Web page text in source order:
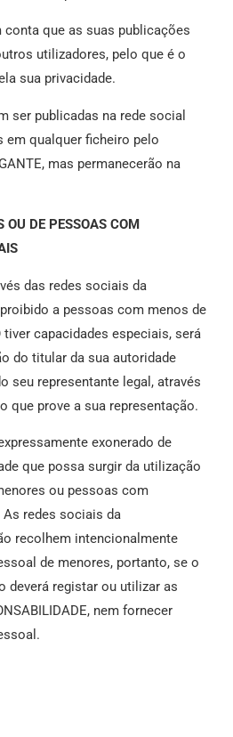
conta que as suas publicações
utilizadores, pelo que é o
sua privacidade.
ser publicadas na rede social
em qualquer ficheiro pelo
mas permanecerão na
OU DE PESSOAS COM
das redes sociais da
proibido a pessoas com menos de
tiver capacidades especiais, será
do titular da sua autoridade
seu representante legal, através
que prove a sua representação.
exonerado de
que possa surgir da utilização
ou pessoas com
redes sociais da
recolhem intencionalmente
de menores, portanto, se o
deverá registar ou utilizar as
nem fornecer